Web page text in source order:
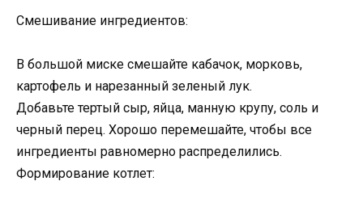
Смешивание ингредиентов:
В большой миске смешайте кабачок, морковь,
картофель и нарезанный зеленый лук.
Добавьте тертый сыр, яйца, манную крупу, соль и
черный перец. Хорошо перемешайте, чтобы все
ингредиенты равномерно распределились.
Формирование котлет: